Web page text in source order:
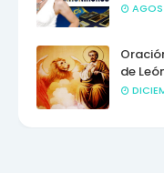
de